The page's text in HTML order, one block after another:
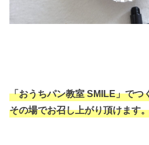
「おうちパン教室 SMILE」でつ
その場でお召し上がり頂けます